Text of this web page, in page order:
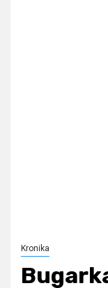
Kronika